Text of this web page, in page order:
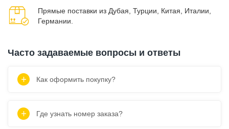
Прямые поставки из Дубая, Турции, Китая, Италии,
Германии.
Часто задаваемые вопросы и ответы
Как оформить покупку?
Где узнать номер заказа?